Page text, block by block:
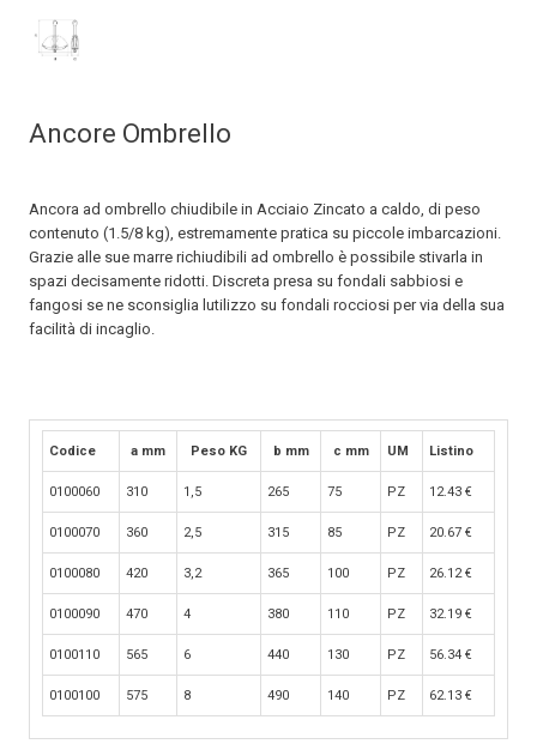
Ancore Ombrello
Ancora ad ombrello chiudibile in Acciaio Zincato a caldo, di peso
contenuto (1.5/8 kg), estremamente pratica su piccole imbarcazioni.
Grazie alle sue marre richiudibili ad ombrello è possibile stivarla in
spazi decisamente ridotti. Discreta presa su fondali sabbiosi e
fangosi se ne sconsiglia lutilizzo su fondali rocciosi per via della sua
facilità di incaglio.
Codice a mm Peso KG b mm c mm UM Listino
0100060 310 1,5 265 75 PZ 12.43 €
0100070 360 2,5 315 85 PZ 20.67 €
0100080 420 3,2 365 100 PZ 26.12€
0100090 470 4 380 110 PZ 32.19 €
0100110 565 6 440 130 PZ 56.34 €
0100100 575 8 490 140 PZ 62.13 €